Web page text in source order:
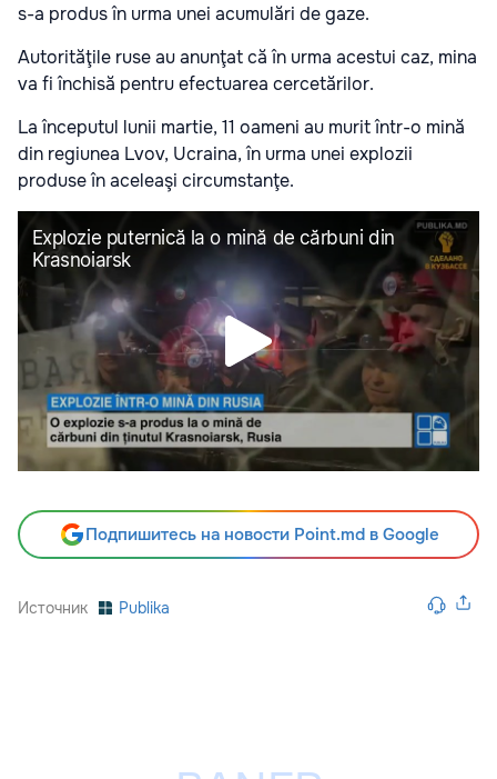
s-a produs în urma unei acumulări de gaze.
Autorităţile ruse au anunţat că în urma acestui caz, mina
va fi închisă pentru efectuarea cercetărilor.
La începutul lunii martie, 11 oameni au murit într-o mină
din regiunea Lvov, Ucraina, în urma unei explozii
produse în aceleaşi circumstanţe.
Подпишитесь на новости Point.md в Google
Источник Publika